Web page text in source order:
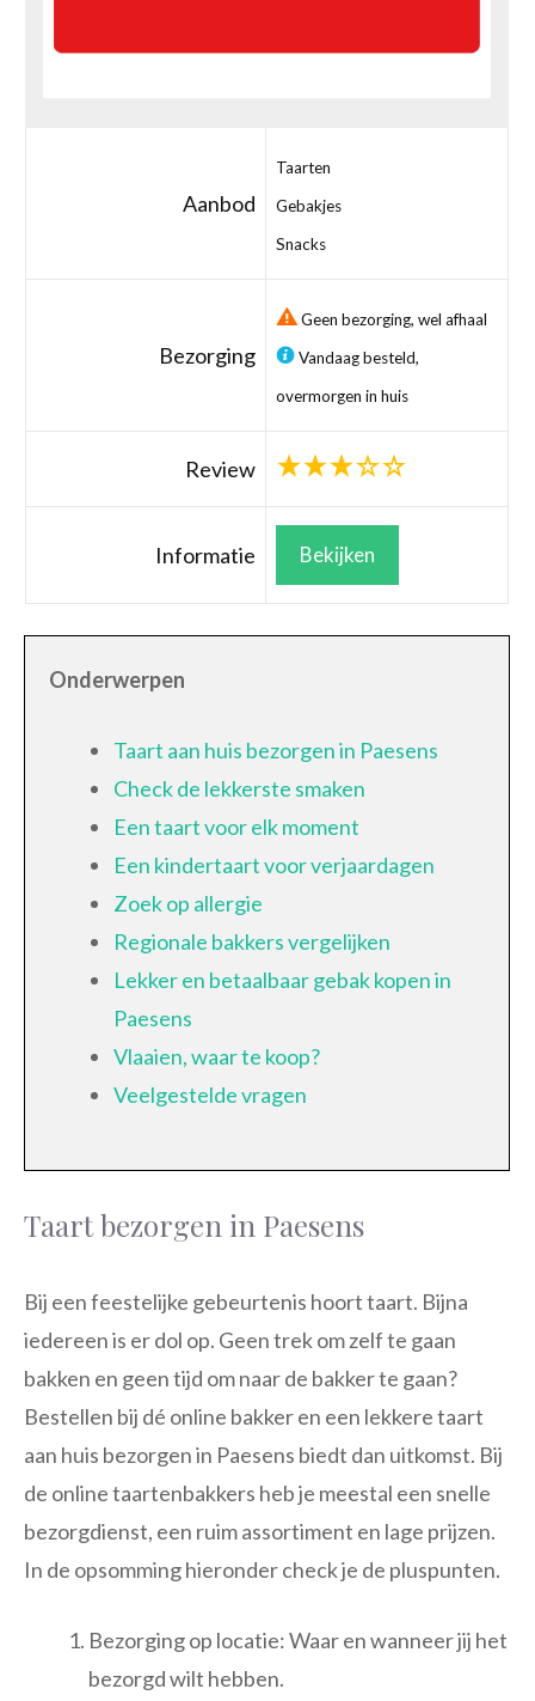
Aanbod
Taarten
Gebakjes
Snacks
Bezorging
Geen bezorging, wel afhaal
Vandaag besteld,
overmorgen in huis
Review
Informatie Bekijken
Onderwerpen
Taart aan huis bezorgen in Paesens
Check de lekkerste smaken
Een taart voor elk moment
Een kindertaart voor verjaardagen
Zoek op allergie
Regionale bakkers vergelijken
Lekker en betaalbaar gebak kopen in
Paesens
Vlaaien, waar te koop?
Veelgestelde vragen
Taart bezorgen in Paesens
Bij een feestelijke gebeurtenis hoort taart. Bijna
iedereen is er dol op. Geen trek om zelf te gaan
bakken en geen tijd om naar de bakker te gaan?
Bestellen bij dé online bakker en een lekkere taart
aan huis bezorgen in Paesens biedt dan uitkomst. Bij
de online taartenbakkers heb je meestal een snelle
bezorgdienst, een ruim assortiment en lage prijzen.
In de opsomming hieronder check je de pluspunten.
Bezorging op locatie: Waar en wanneer jij het
bezorgd wilt hebben.